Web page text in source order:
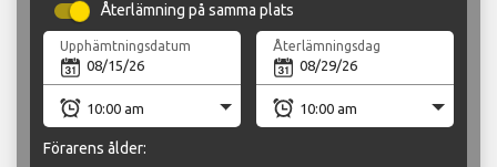
Återlämning på samma plats
Upphämtningsdatum Återlämningsdag
Förarens ålder: